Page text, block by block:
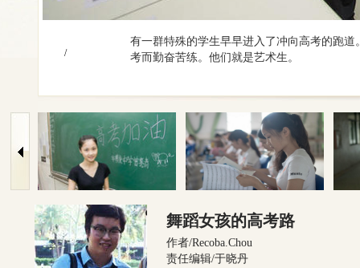
/
有一群特殊的学生早早进入了冲向高考的跑
考而勤奋苦练。他们就是艺术生。
舞蹈女孩的高考路
作者/Recoba.Chou
责任编辑/于晓丹